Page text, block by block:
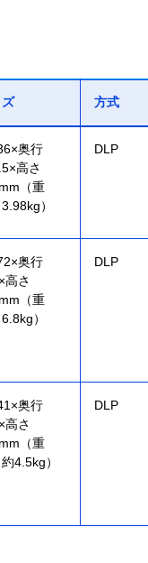
方式
奥行
高さ
（重
）
DLP
奥行
高さ
（重
）
DLP
奥行
高さ
（重
4.5kg）
DLP